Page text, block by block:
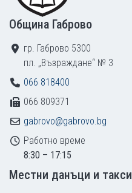
Община Габрово
гр. Габрово 5300
пл. „Възраждане“ № 3
066 818400
066 809371
gabrovo@gabrovo.bg
Работно време
8:30 – 17:15
Местни данъци и такси